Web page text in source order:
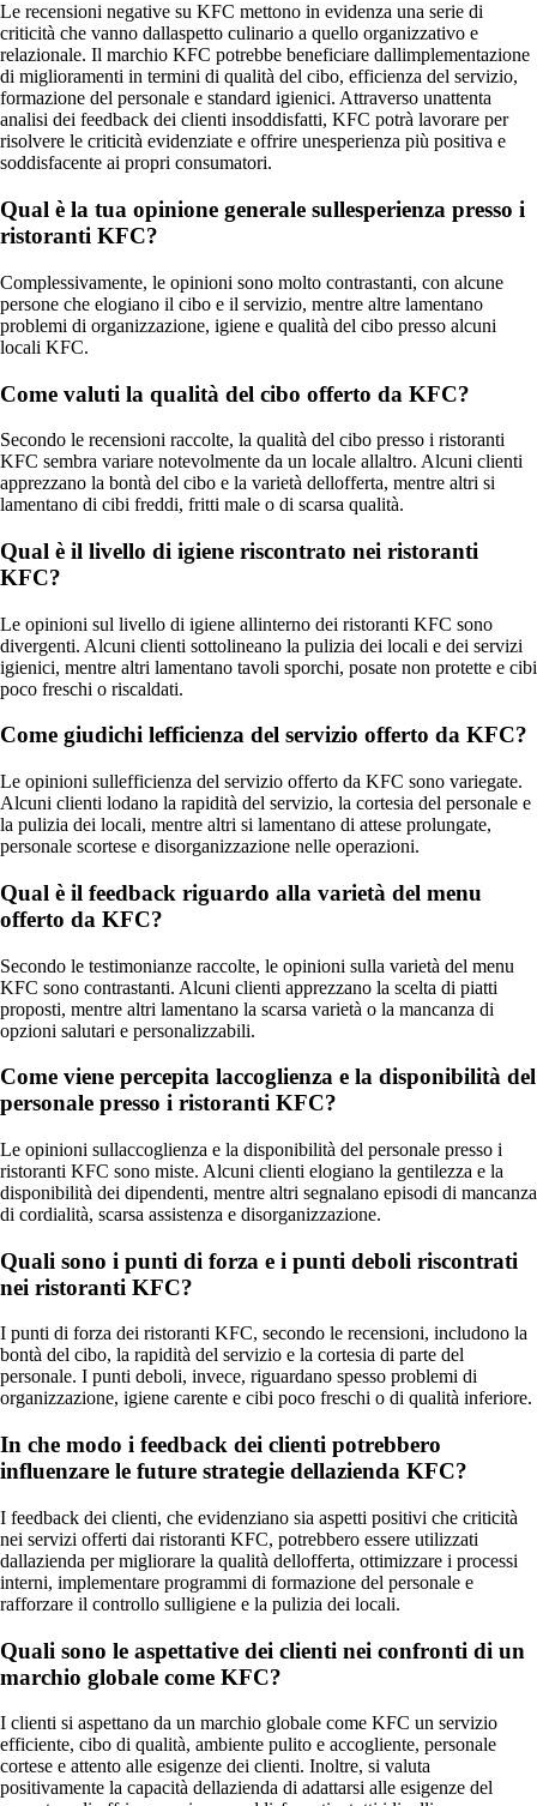
Le recensioni negative su KFC mettono in evidenza una serie di
criticità che vanno dallaspetto culinario a quello organizzativo e
relazionale. Il marchio KFC potrebbe beneficiare dallimplementazione
di miglioramenti in termini di qualità del cibo, efficienza del servizio,
formazione del personale e standard igienici. Attraverso unattenta
analisi dei feedback dei clienti insoddisfatti, KFC potrà lavorare per
risolvere le criticità evidenziate e offrire unesperienza più positiva e
soddisfacente ai propri consumatori.
Qual è la tua opinione generale sullesperienza presso i
ristoranti KFC?
Complessivamente, le opinioni sono molto contrastanti, con alcune
persone che elogiano il cibo e il servizio, mentre altre lamentano
problemi di organizzazione, igiene e qualità del cibo presso alcuni
locali KFC.
Come valuti la qualità del cibo offerto da KFC?
Secondo le recensioni raccolte, la qualità del cibo presso i ristoranti
KFC sembra variare notevolmente da un locale allaltro. Alcuni clienti
apprezzano la bontà del cibo e la varietà dellofferta, mentre altri si
lamentano di cibi freddi, fritti male o di scarsa qualità.
Qual è il livello di igiene riscontrato nei ristoranti
KFC?
Le opinioni sul livello di igiene allinterno dei ristoranti KFC sono
divergenti. Alcuni clienti sottolineano la pulizia dei locali e dei servizi
igienici, mentre altri lamentano tavoli sporchi, posate non protette e cibi
poco freschi o riscaldati.
Come giudichi lefficienza del servizio offerto da KFC?
Le opinioni sullefficienza del servizio offerto da KFC sono variegate.
Alcuni clienti lodano la rapidità del servizio, la cortesia del personale e
la pulizia dei locali, mentre altri si lamentano di attese prolungate,
personale scortese e disorganizzazione nelle operazioni.
Qual è il feedback riguardo alla varietà del menu
offerto da KFC?
Secondo le testimonianze raccolte, le opinioni sulla varietà del menu
KFC sono contrastanti. Alcuni clienti apprezzano la scelta di piatti
proposti, mentre altri lamentano la scarsa varietà o la mancanza di
opzioni salutari e personalizzabili.
Come viene percepita laccoglienza e la disponibilità del
personale presso i ristoranti KFC?
Le opinioni sullaccoglienza e la disponibilità del personale presso i
ristoranti KFC sono miste. Alcuni clienti elogiano la gentilezza e la
disponibilità dei dipendenti, mentre altri segnalano episodi di mancanza
di cordialità, scarsa assistenza e disorganizzazione.
Quali sono i punti di forza e i punti deboli riscontrati
nei ristoranti KFC?
I punti di forza dei ristoranti KFC, secondo le recensioni, includono la
bontà del cibo, la rapidità del servizio e la cortesia di parte del
personale. I punti deboli, invece, riguardano spesso problemi di
organizzazione, igiene carente e cibi poco freschi o di qualità inferiore.
In che modo i feedback dei clienti potrebbero
influenzare le future strategie dellazienda KFC?
I feedback dei clienti, che evidenziano sia aspetti positivi che criticità
nei servizi offerti dai ristoranti KFC, potrebbero essere utilizzati
dallazienda per migliorare la qualità dellofferta, ottimizzare i processi
interni, implementare programmi di formazione del personale e
rafforzare il controllo sulligiene e la pulizia dei locali.
Quali sono le aspettative dei clienti nei confronti di un
marchio globale come KFC?
I clienti si aspettano da un marchio globale come KFC un servizio
efficiente, cibo di qualità, ambiente pulito e accogliente, personale
cortese e attento alle esigenze dei clienti. Inoltre, si valuta
positivamente la capacità dellazienda di adattarsi alle esigenze del